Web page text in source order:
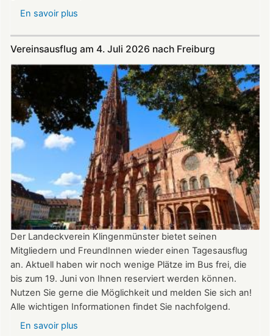
En savoir plus
und
August
auf
der
Burg:
After
Work
donnerstags
bis
22:00
Uhr
Vereinsausflug am 4. Juli 2026 nach Freiburg
Der Landeckverein Klingenmünster bietet seinen
Mitgliedern und FreundInnen wieder einen Tagesausflug
an. Aktuell haben wir noch wenige Plätze im Bus frei, die
bis zum 19. Juni von Ihnen reserviert werden können.
Nutzen Sie gerne die Möglichkeit und melden Sie sich an!
Alle wichtigen Informationen findet Sie nachfolgend.
En savoir plus